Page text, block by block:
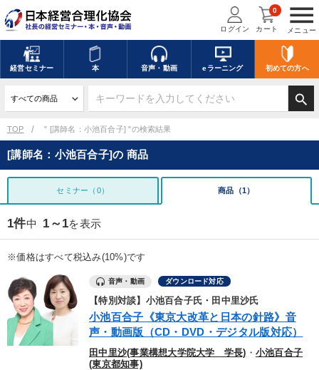
menu
メニュー
ログイン カート
0
経営セミナー 本 音声・動画 eラーニング 初めての方へ
search
TOP " [講師名：小池百合子] "の検索結果
[講師名：小池百合子]の 商品
セミナー（0） 商品（1）
1件中 1～1を表示
※価格はすべて税込み(10%)です
音声・動画 ダウンロード対応
【特別対談】小池百合子氏・田中里沙氏
小池百合子《東京大改革と日本の針路》音
声・動画版（CD・DVD・デジタル版対応）
田中里沙(事業構想大学院大学 学長) ・ 小池百合子
(東京都知事)